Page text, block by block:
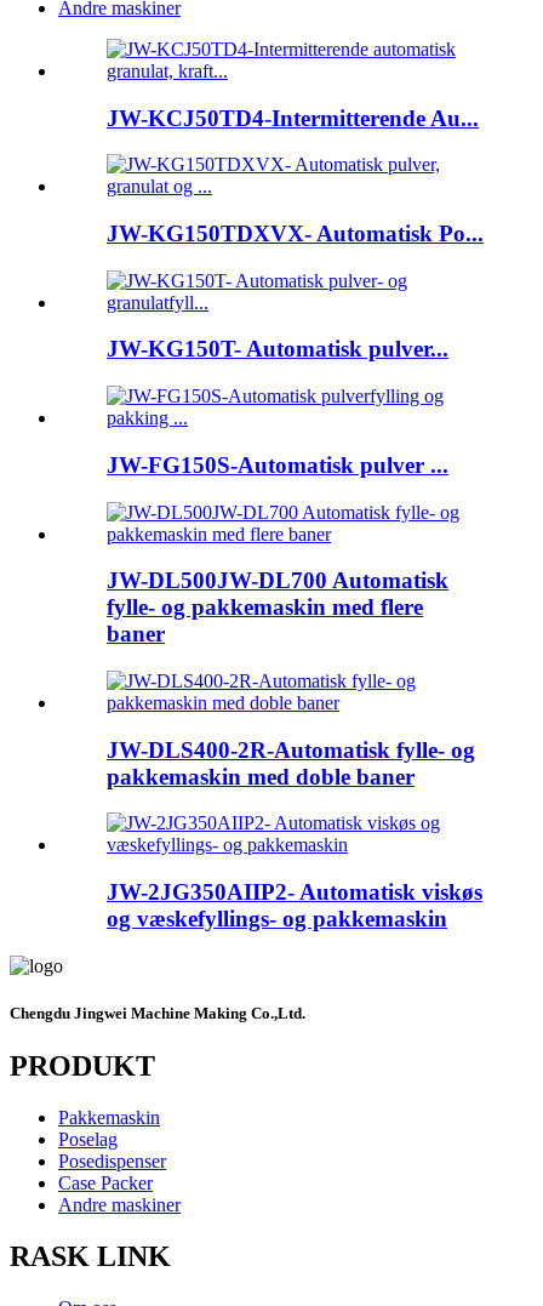
Andre maskiner
JW-KCJ50TD4-Intermitterende Au...
JW-KG150TDXVX- Automatisk Po...
JW-KG150T- Automatisk pulver...
JW-FG150S-Automatisk pulver ...
JW-DL500JW-DL700 Automatisk
fylle- og pakkemaskin med flere
baner
JW-DLS400-2R-Automatisk fylle- og
pakkemaskin med doble baner
JW-2JG350AIIP2- Automatisk viskøs
og væskefyllings- og pakkemaskin
Chengdu Jingwei Machine Making Co.,Ltd.
PRODUKT
Pakkemaskin
Poselag
Posedispenser
Case Packer
Andre maskiner
RASK LINK